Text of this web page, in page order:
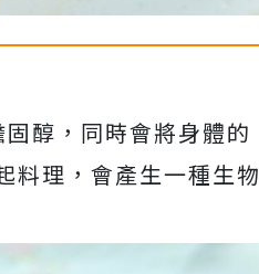
醇，同時會將身體的
料理，會產生一種生物